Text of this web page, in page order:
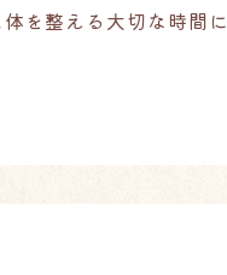
を整える大切な時間